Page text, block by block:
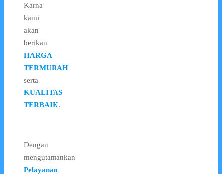
Karna
kami
akan
berikan
HARGA
TERMURAH
serta
KUALITAS
TERBAIK.
Dengan
mengutamankan
Pelayanan